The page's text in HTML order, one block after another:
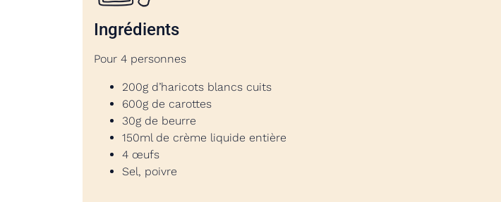
Ingrédients
Pour 4 personnes
200g d’haricots blancs cuits
600g de carottes
30g de beurre
150ml de crème liquide entière
4 œufs
Sel, poivre